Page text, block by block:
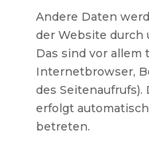
Andere Daten
der Website durch
Das sind vor allem
Internetbrowser,
des Seitenaufrufs).
erfolgt
betreten.